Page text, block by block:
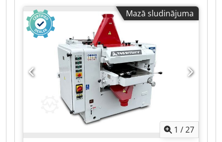
strāvas veids:trīsfāzu, preses spēks:160 t,
gājiena garums:
250 mm, darbības ātrums:10
mm/s , atpakaļgaitas ātrums:
platums:
300 mm, galda garums:
galda augstums:850 mm, kakla dziļums:
, attāluma tabula līdz virzulim:2 700 mm
atstarpe starp kolonnām:
2 700 mm, eļļas
tvertnes tilpums:
400 l, kopējais garums:
, kopējais platums:1 900 mm
, kopējais
augstums:
2 600 mm , kopējais svars:
Aprīkojums:CE marķējums, drošības gaismas
, Eiropas tehniskais serviss, uzstādīšana,
apmācība Nr. Nosaukums Parametrs Vienība 1
Mazā sludinājuma
1 /27